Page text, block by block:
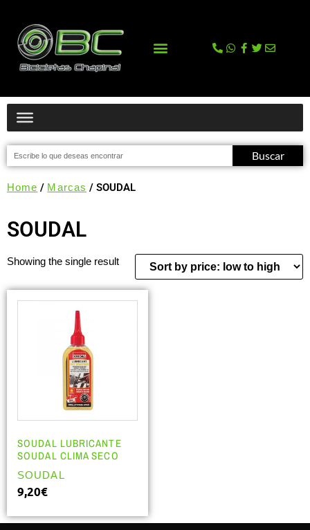
Buscar
Home / Marcas / SOUDAL
SOUDAL
Showing the single result
SOUDAL LUBRICANTE
SOUDAL CLIMA SECO
SOUDAL
9,20€